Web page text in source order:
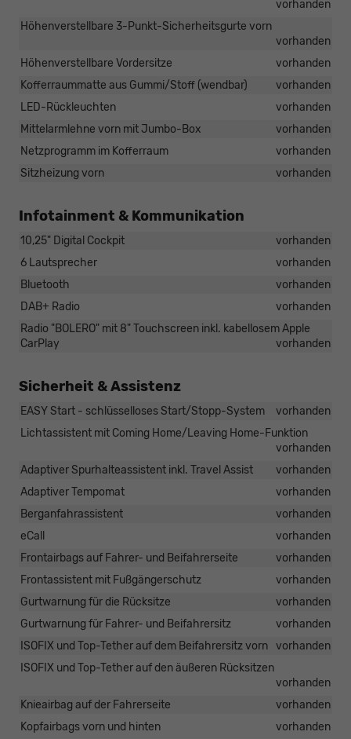
vorhanden
Höhenverstellbare 3-Punkt-Sicherheitsgurte vorn
vorhanden
Höhenverstellbare Vordersitze
vorhanden
Kofferraummatte aus Gummi/Stoff (wendbar)
vorhanden
LED-Rückleuchten
vorhanden
Mittelarmlehne vorn mit Jumbo-Box
vorhanden
Netzprogramm im Kofferraum
vorhanden
Sitzheizung vorn
vorhanden
Infotainment & Kommunikation
10,25" Digital Cockpit
vorhanden
6 Lautsprecher
vorhanden
Bluetooth
vorhanden
DAB+ Radio
vorhanden
Radio "BOLERO" mit 8" Touchscreen inkl. kabellosem Apple
CarPlay
vorhanden
Sicherheit & Assistenz
EASY Start - schlüsselloses Start/Stopp-System
vorhanden
Lichtassistent mit Coming Home/Leaving Home-Funktion
vorhanden
Adaptiver Spurhalteassistent inkl. Travel Assist
vorhanden
Adaptiver Tempomat
vorhanden
Berganfahrassistent
vorhanden
eCall
vorhanden
Frontairbags auf Fahrer- und Beifahrerseite
vorhanden
Frontassistent mit Fußgängerschutz
vorhanden
Gurtwarnung für die Rücksitze
vorhanden
Gurtwarnung für Fahrer- und Beifahrersitz
vorhanden
ISOFIX und Top-Tether auf dem Beifahrersitz vorn vorhanden
ISOFIX und Top-Tether auf den äußeren Rücksitzen
vorhanden
Knieairbag auf der Fahrerseite
vorhanden
Kopfairbags vorn und hinten
vorhanden